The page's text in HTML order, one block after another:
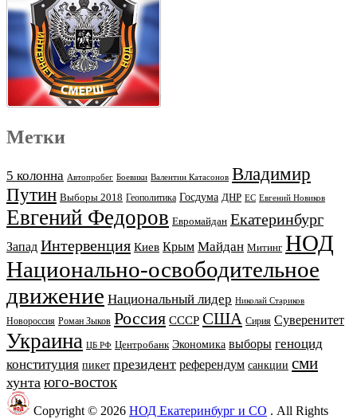
Метки
5 колонна Автопробег Боевики Валентин Катасонов Владимир
Путин Выборы 2018 Геополитика Госдума ДНР ЕС Евгений Новиков
Евгений Федоров Евромайдан Екатеринбург
Запад Интервенция Киев Крым Майдан Митинг НОД
Национально-освободительное
движение Национальный лидер Николай Стариков
Новороссия Роман Зыков Россия СССР США Сирия Суверенитет
Украина ЦБ РФ Центробанк Экономика выборы геноцид
конституция пикет президент референдум санкции сми
хунта юго-восток
Copyright © 2026 НОД Екатеринбург и СО . All Rights